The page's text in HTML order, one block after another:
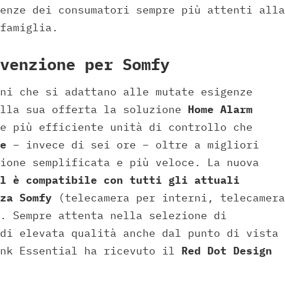
dei consumatori sempre più attenti alla
per Somfy
che si adattano alle mutate esigenze
sua offerta la soluzione Home Alarm
e più efficiente unità di controllo che
– invece di sei ore – oltre a migliori
semplificata e più veloce. La nuova
è compatibile con tutti gli attuali
Somfy (telecamera per interni, telecamera
Sempre attenta nella selezione di
elevata qualità anche dal punto di vista
Essential ha ricevuto il Red Dot Design